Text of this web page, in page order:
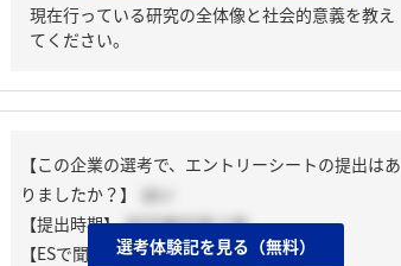
現在行っている研究の全体像と社会的意義を教え
てください。
【この企業の選考で、エントリーシートの提出はあ
りましたか？】
はい
【提出時期】 2025年03月上旬
【ESで聞かれた質問】選考体験記を見る（無料）